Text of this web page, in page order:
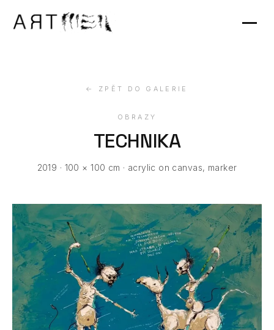
Výstavy
← ZPĚT DO GALERIE
OBRAZY
TECHNIKA
2019 · 100 × 100 cm · acrylic on canvas, marker